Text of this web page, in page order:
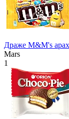
Драже M&M's
Mars
1